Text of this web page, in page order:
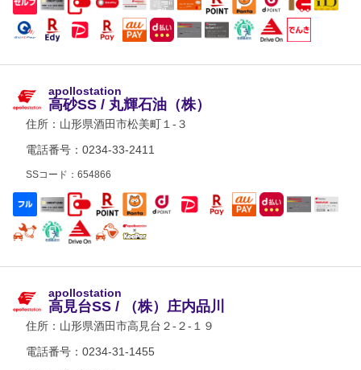
apollostation
高砂SS / 丸輝石油（株）
住所： 山形県酒田市松美町１-３
電話番号：0234-33-2411
SSコード：654866
apollostation
高見台SS / （株）庄内品川
住所： 山形県酒田市高見台２-２-１９
電話番号：0234-31-1455